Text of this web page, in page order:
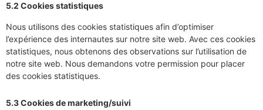
5.2 Cookies statistiques
Nous utilisons des cookies statistiques afin d’optimiser
l’expérience des internautes sur notre site web. Avec ces cookies
statistiques, nous obtenons des observations sur l’utilisation de
notre site web. Nous demandons votre permission pour placer
des cookies statistiques.
5.3 Cookies de marketing/suivi